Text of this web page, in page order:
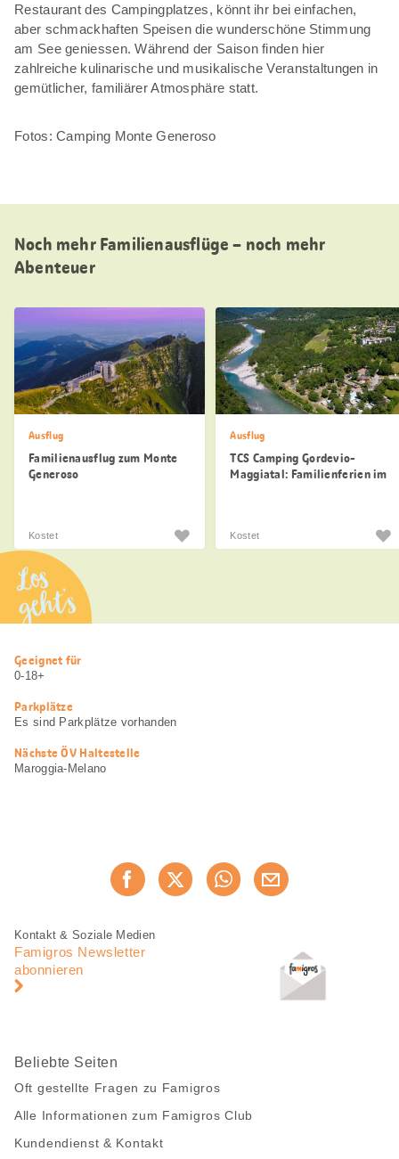
Restaurant des Campingplatzes, könnt ihr bei einfachen,
aber schmackhaften Speisen die wunderschöne Stimmung
am See geniessen. Während der Saison finden hier
zahlreiche kulinarische und musikalische Veranstaltungen in
gemütlicher, familiärer Atmosphäre statt.
Fotos: Camping Monte Generoso
Noch mehr Familienausflüge – noch mehr
Abenteuer
Ausflug
Familienausflug zum Monte
Generoso
Kostet
Ausflug
TCS Camping Gordevio-
Maggiatal: Familienferien im
Kostet
Los
geht’s
Nützliche
Informationen
Geeignet für
0-18+
Parkplätze
Es sind Parkplätze vorhanden
Nächste ÖV Haltestelle
Maroggia-Melano
Jetzt weiterempfehlen
Fusszeile
Fusszeile
Navigation
Kontakt & Soziale Medien
Famigros Newsletter
abonnieren
Beliebte Seiten
Oft gestellte Fragen zu Famigros
Alle Informationen zum Famigros Club
Kundendienst & Kontakt